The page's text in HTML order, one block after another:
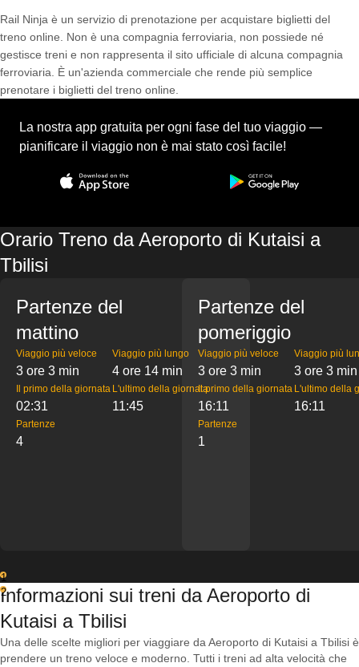
Rail Ninja è un servizio di prenotazione per acquistare biglietti del
treno online. Non è una compagnia ferroviaria, non possiede né
gestisce treni e non rappresenta il sito ufficiale di alcuna compagnia
ferroviaria. È un'azienda commerciale che rende più semplice
prenotare i biglietti del treno online.
La nostra app gratuita per ogni fase del tuo viaggio —
pianificare il viaggio non è mai stato così facile!
Orario Treno da Aeroporto di Kutaisi a
Tbilisi
Partenze del
mattino
Viaggio più veloce
3 ore 3 min
Viaggio più lungo
4 ore 14 min
Il primo della giornata
02:31
L'ultimo della giornata
11:45
Partenze
4
Partenze del
pomeriggio
Viaggio più veloce
3 ore 3 min
Viaggio più
3 ore 3 min
Il primo della giornata
16:11
L'ultimo della
16:11
Partenze
1
1
2
Informazioni sui treni da Aeroporto di
Kutaisi a Tbilisi
Una delle scelte migliori per viaggiare da Aeroporto di Kutaisi a Tbilisi è
prendere un treno veloce e moderno. Tutti i treni ad alta velocità che